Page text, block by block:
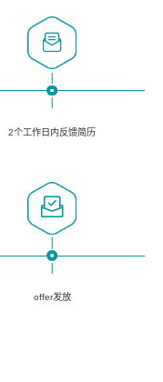
2个工作日内反馈简历
offer发放